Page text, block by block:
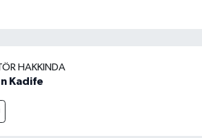
HAKKINDA
Kadife